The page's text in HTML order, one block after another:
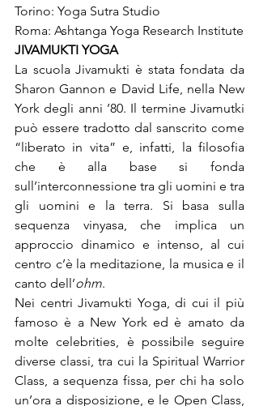
Torino: Yoga Sutra Studio
Roma: Ashtanga Yoga Research Institute
JIVAMUKTI YOGA
La scuola Jivamukti è stata fondata da
Sharon Gannon e David Life, nella New
York degli anni ’80. Il termine Jivamutki
può essere tradotto dal sanscrito come
“liberato in vita” e, infatti, la filosofia
che è alla base si fonda
sull’interconnessione tra gli uomini e tra
gli uomini e la terra. Si basa sulla
sequenza vinyasa, che implica un
approccio dinamico e intenso, al cui
centro c’è la meditazione, la musica e il
canto dell’ohm.
Nei centri Jivamukti Yoga, di cui il più
famoso è a New York ed è amato da
molte celebrities, è possibile seguire
diverse classi, tra cui la Spiritual Warrior
Class, a sequenza fissa, per chi ha solo
un’ora a disposizione, e le Open Class,